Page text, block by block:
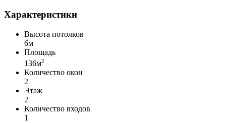
Характеристики
Высота потолков
6м
Площадь
136м2
Количество окон
2
Этаж
2
Количество входов
1